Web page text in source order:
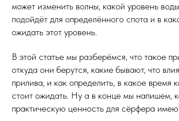
может изменить волны, какой уровень
подойдёт для определённого спота и в
ожидать этот уровень.
В этой статье мы разберёмся, что такое
откуда они берутся, какие бывают, что
прилива, и как определить, в какое время
стоит ожидать. Ну а в конце мы напишем,
практическую ценность для сёрфера